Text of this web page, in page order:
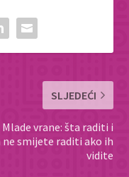
SLJEDEĆI
Mlade vrane: šta raditi i
ne smijete raditi ako ih
vidite